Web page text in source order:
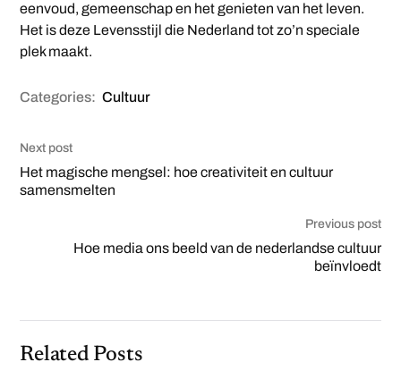
eenvoud, gemeenschap en het genieten van het leven.
Het is deze Levensstijl die Nederland tot zo’n speciale
plek maakt.
Categories: Cultuur
Next post
Het magische mengsel: hoe creativiteit en cultuur
samensmelten
Previous post
Hoe media ons beeld van de nederlandse cultuur
beïnvloedt
Related Posts